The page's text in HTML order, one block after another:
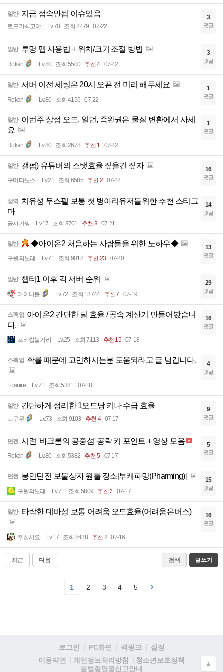
일반 지금 접속안됨 이슈있음
로드가최고야 Lv.70 조회 2279 07-22
3
댓글
일반 투명 맵 사용법 + 위치/크기 조절 방법
Rokah Lv.80 조회 5500 추천 4 07-22
3
댓글
일반 서버 이전 세팅은 20시 오픈 전 미리 해두세요
Rokah Lv.80 조회 4156 07-22
1
댓글
일반 이번주 상점 오드, 일던, 즉완권은 물질 변환에서 사세
요
Rokah Lv.80 조회 2678 추천 1 07-22
1
댓글
일반 갤펌) 유튜버의 스탯효율 짚을건 짚자
구미타노스 Lv.21 조회 6585 추천 2 07-22
16
댓글
성역 치유성 무스펠 보통 첫 병아리유저들위한 추천 스티그
마
궁사가짱 Lv.17 조회 3701 추천 3 07-21
14
댓글
일반 ◆아이온2 처음하는 사람들을 위한 노하우◆
구원의노래 Lv.71 조회 9018 추천 23 07-20
13
댓글
일반 챕터1 이후 각 서버 순위
마이나불 Lv.72 조회 13744 추천 7 07-19
29
댓글
스펙업 아이온2 간단한 딜 효율 / 공속 계산기 만들어봤습니
다.
프리썹불가리 Lv.25 조회 7113 추천 15 07-18
16
댓글
스펙업 확률 때문에 고민하시는분 도움되라고 글 남깁니다.
Loanire Lv.71 조회 5381 07-18
4
댓글
일반 간단하게 정리한 1오드당 키나 수급 효율
고구무 Lv.73 조회 9103 추천 4 07-17
9
댓글
던전 시련 '바크론의 공중섬' 공략 키 포인트 + 영상 모음
Rokah Lv.80 조회 5382 추천 5 07-17
5
댓글
던전 봉인던전 보물상자 원툴 장소[부캐파밍(Pharming)]
구원의노래 Lv.71 조회 5809 추천 2 07-17
15
댓글
일반 타락한 데바성 보통 어려움 오드효율(어려움은버스)
주십시요 Lv.17 조회 8438 추천 2 07-16
16
댓글
최근 다음 검색 글쓰기
1 2 3 4 5
로그인 PC화면 퀵링크
설정
이용약관
개인정보처리방침
청소년보호정책
불법촬영물신고안내
▲